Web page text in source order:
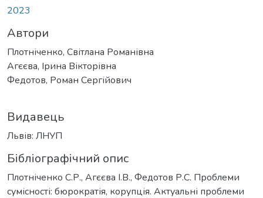
2023
Автори
Плотніченко, Світлана Романівна
Агєєва, Ірина Вікторівна
Федотов, Роман Сергійович
Видавець
Львів: ЛНУП
Бібліографічний опис
Плотніченко С.Р., Агєєва І.В., Федотов Р.С. Проблеми
сумісності: бюрократія, корупція. Актуальні проблеми